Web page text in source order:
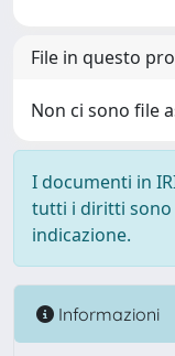
File in questo
Non ci sono file
I documenti in
tutti i diritti sono
indicazione.
Informazioni